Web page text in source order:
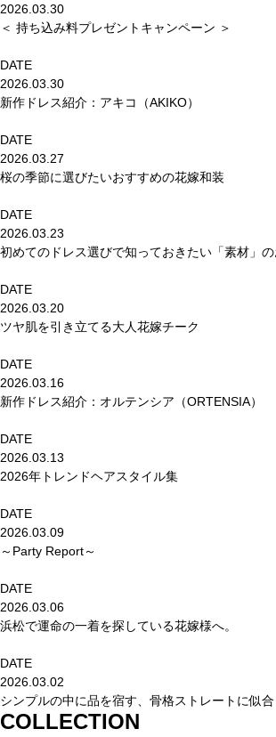
2026.03.30
＜ 持ち込み料プレゼントキャンペーン ＞
DATE
2026.03.30
新作ドレス紹介：アキコ（AKIKO）
DATE
2026.03.27
桜の季節に選びたいおすすめの花嫁和装
DATE
2026.03.23
初めてのドレス選びで知っておきたい「素材」
DATE
2026.03.20
ツヤ肌を引き立てる大人花嫁チーク
DATE
2026.03.16
新作ドレス紹介：オルテンシア（ORTENSIA）
DATE
2026.03.13
2026年トレンドヘアスタイル集
DATE
2026.03.09
～Party Report～
DATE
2026.03.06
浜松で運命の一着を探している花嫁様へ。
DATE
2026.03.02
シンプルの中に品を宿す、骨格ストレートに似
COLLECTION